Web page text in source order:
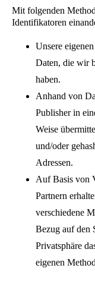
Nutzer
Beispiel
Nutzer
4bj9-
456)
Produkt A
In diesem
Events in
Mobile ID
beziehen,
handelt.
Mit folgenden
Identifikatoren
Unsere
Daten, die wir
haben.
Anhand von
Publisher in
Weise
und/oder
Adressen.
Auf Basis von
Partnern
verschiedene
Bezug auf den
Privatsphäre
eigenen